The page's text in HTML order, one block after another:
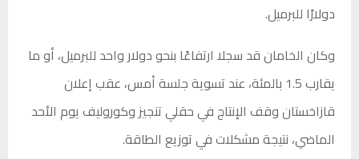
دولارًا للبرميل.
وكان الخامان قد سجلا ارتفاعًا بنحو دولار واحد للبرميل، أو ما
يقارب 1.5 بالمئة، عند تسوية جلسة أمس، عقب إعلان
قازاخستان وقف الإنتاج في حقلي تنجيز وكوروليف يوم الأحد
الماضي، نتيجة مشكلات في توزيع الطاقة.